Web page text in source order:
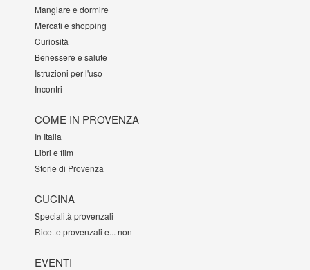
Mangiare e dormire
Mercati e shopping
Curiosità
Benessere e salute
Istruzioni per l'uso
Incontri
COME IN PROVENZA
In Italia
Libri e film
Storie di Provenza
CUCINA
Specialità provenzali
Ricette provenzali e... non
EVENTI